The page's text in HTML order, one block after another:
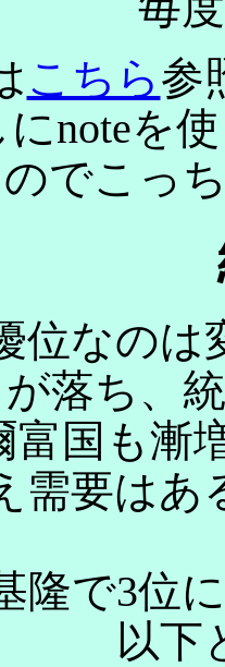
こちら参
にnoteを
のでこっ
位なの
落ち、
富国も漸
需要はあ
隆で3位
以下